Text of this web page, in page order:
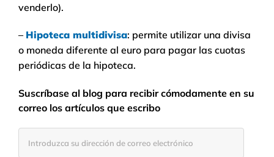
venderlo).
– Hipoteca multidivisa: permite utilizar una divisa
o moneda diferente al euro para pagar las cuotas
periódicas de la hipoteca.
Suscríbase al blog para recibir cómodamente en su
correo los artículos que escribo